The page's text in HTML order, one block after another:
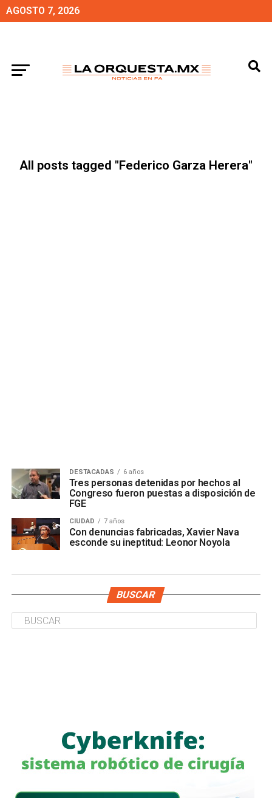
AGOSTO 7, 2026
All posts tagged "Federico Garza Herera"
DESTACADAS 6 años
Tres personas detenidas por hechos al
Congreso fueron puestas a disposición de
FGE
CIUDAD 7 años
Con denuncias fabricadas, Xavier Nava
esconde su ineptitud: Leonor Noyola
BUSCAR